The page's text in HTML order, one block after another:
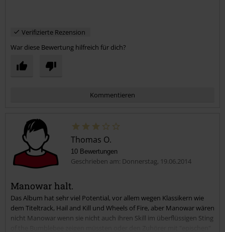
Verifizierte Rezension
War diese Bewertung hilfreich für dich?
Kommentieren
Kommentar jetzt abschicken!
Thomas O.
10 Bewertungen
Geschrieben am: Donnerstag, 19.06.2014
Manowar halt.
Das Album hat sehr viel Potential, vor allem wegen Klassikern wie
dem Titeltrack, Hail and Kill und Wheels of Fire, aber Manowar wären
nicht Manowar wenn sie nicht auch ihren Skill im überflüssigen Sting